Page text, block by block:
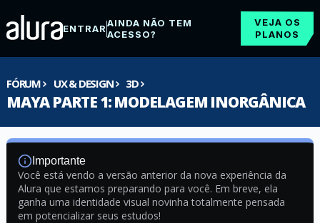
ENTRARAINDA NÃO TEM
ACESSO?
VEJA OS
PLANOS
FÓRUM UX & DESIGN 3D
MAYA PARTE 1: MODELAGEM INORGÂNICA
Importante
Você está vendo a versão anterior da nova experiência da
Alura que estamos preparando para você. Em breve, ela
ganha uma identidade visual novinha totalmente pensada
em potencializar seus estudos!